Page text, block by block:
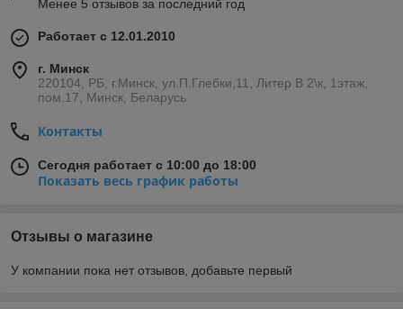
Менее 5 отзывов за последний год
Работает с 12.01.2010
г. Минск
220104, РБ, г.Минск, ул.П.Глебки,11, Литер В 2\к, 1этаж,
пом.17, Минск, Беларусь
Контакты
Сегодня работает с 10:00 до 18:00
Показать весь график работы
Отзывы о магазине
У компании пока нет отзывов, добавьте первый